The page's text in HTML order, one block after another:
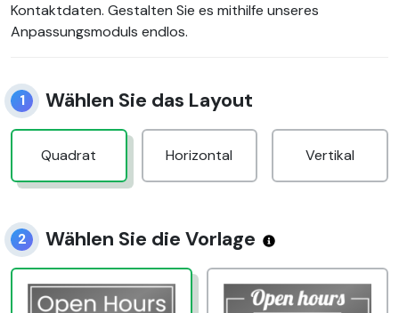
Kontaktdaten. Gestalten Sie es mithilfe unseres
Anpassungsmoduls endlos.
1 Wählen Sie das Layout
Quadrat Horizontal Vertikal
2 Wählen Sie die Vorlage